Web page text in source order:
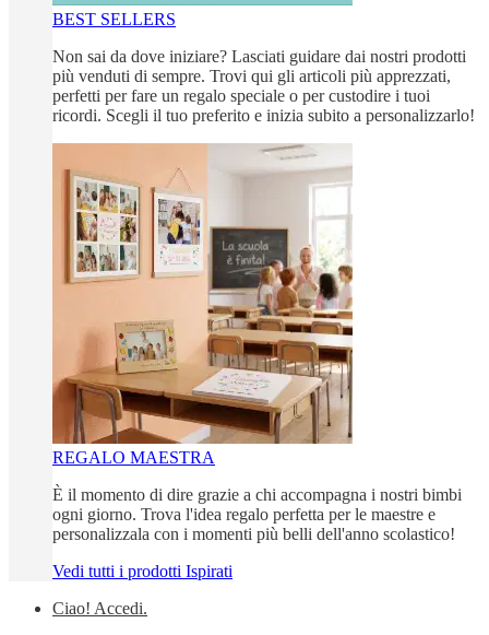
BEST SELLERS
Non sai da dove iniziare? Lasciati guidare dai nostri prodotti
più venduti di sempre. Trovi qui gli articoli più apprezzati,
perfetti per fare un regalo speciale o per custodire i tuoi
ricordi. Scegli il tuo preferito e inizia subito a personalizzarlo!
REGALO MAESTRA
È il momento di dire grazie a chi accompagna i nostri bimbi
ogni giorno. Trova l'idea regalo perfetta per le maestre e
personalizzala con i momenti più belli dell'anno scolastico!
Vedi tutti i prodotti Ispirati
Ciao! Accedi.